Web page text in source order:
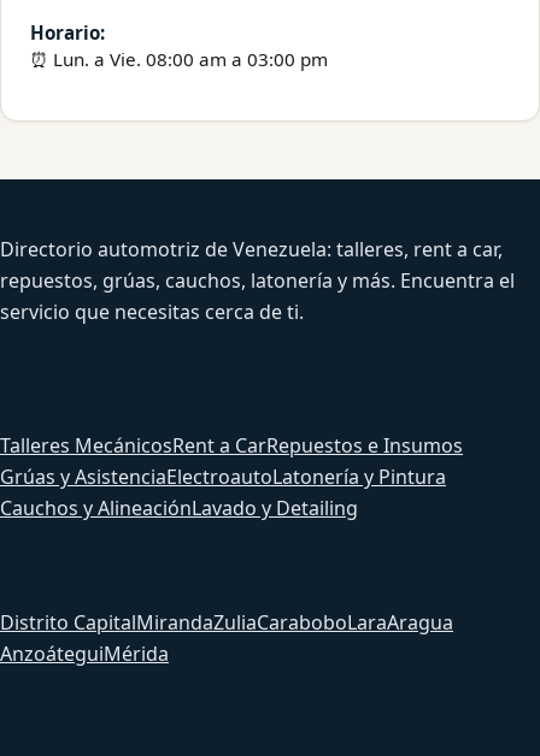
Horario:
⏰ Lun. a Vie. 08:00 am a 03:00 pm
Directorio automotriz de Venezuela: talleres, rent a car,
repuestos, grúas, cauchos, latonería y más. Encuentra el
servicio que necesitas cerca de ti.
Talleres MecánicosRent a CarRepuestos e Insumos
Grúas y AsistenciaElectroautoLatonería y Pintura
Cauchos y AlineaciónLavado y Detailing
Distrito CapitalMirandaZuliaCaraboboLaraAragua
AnzoáteguiMérida